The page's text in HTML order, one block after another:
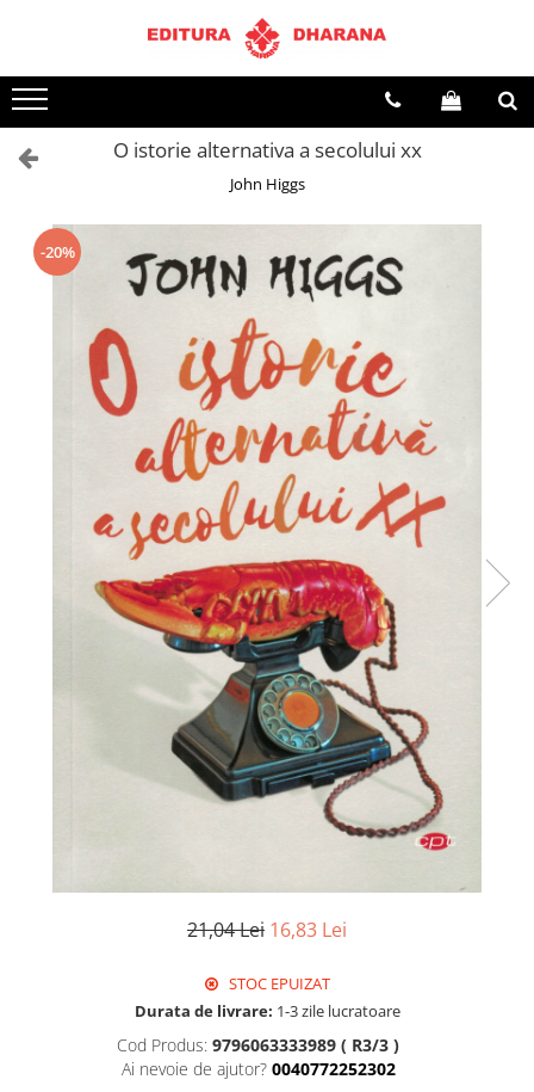
Terapii
Dietoterapie
O istorie alternativa a secolului xx
John Higgs
-20%
21,04 Lei 16,83 Lei
STOC EPUIZAT
Durata de livrare: 1-3 zile lucratoare
Cod Produs: 9796063333989 ( R3/3 )
Ai nevoie de ajutor? 0040772252302